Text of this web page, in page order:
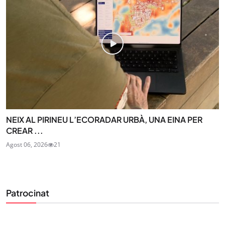
NEIX AL PIRINEU L’ECORADAR URBÀ, UNA EINA PER
CREAR ...
Agost 06, 2026 21
Patrocinat